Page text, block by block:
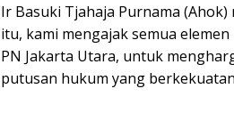
Ir Basuki Tjahaja Purnama
itu, kami mengajak semua
PN Jakarta Utara, untuk
putusan hukum yang